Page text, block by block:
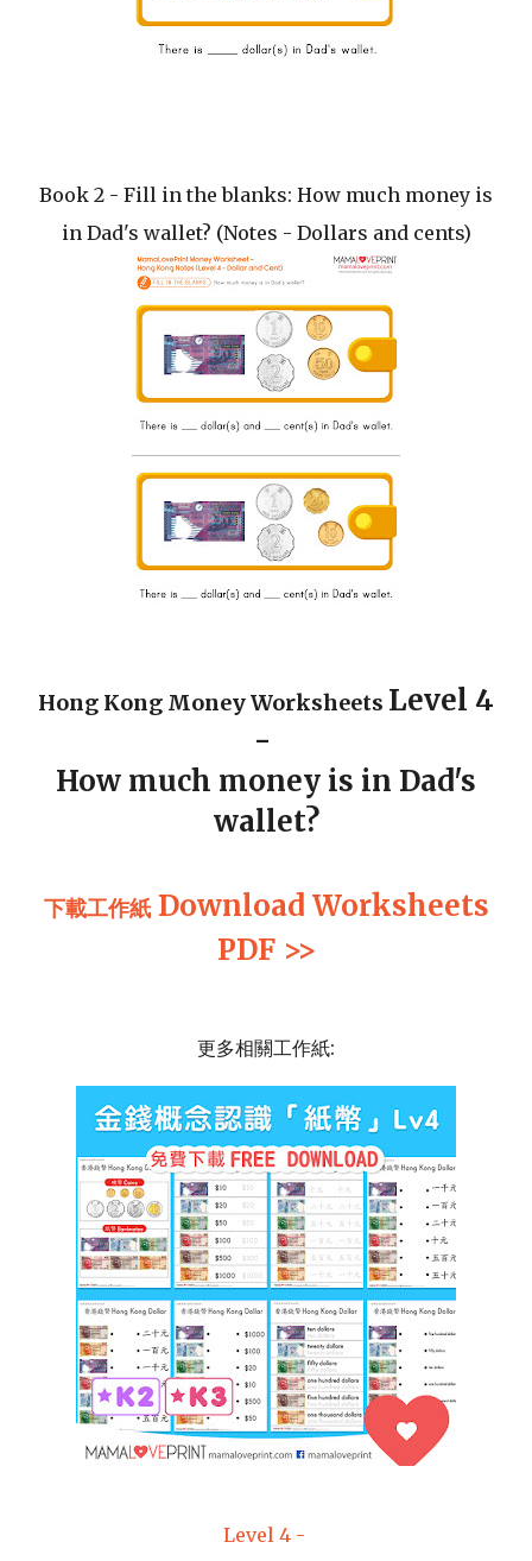
Book 2 - Fill in the blanks: How much money is
in Dad's wallet? (Notes - Dollars and cents)
Hong Kong Money Worksheets Level 4
-
How much money is in Dad's
wallet?
下載工作紙 Download Worksheets
PDF >>
更多相關工作紙:
Level 4 -